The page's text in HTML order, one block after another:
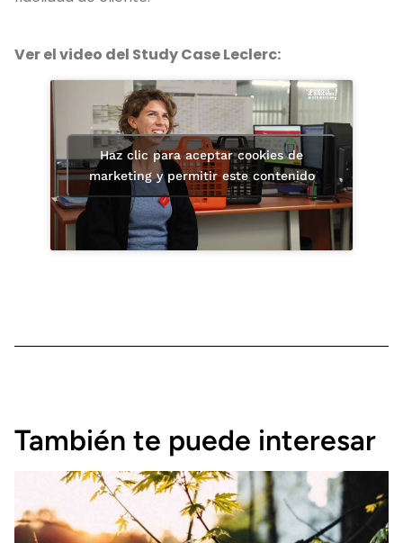
Ver el video del Study Case Leclerc:
Haz clic para aceptar cookies de
marketing y permitir este contenido
También te puede interesar